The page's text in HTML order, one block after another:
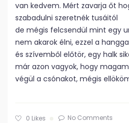
van kedvem. Mért zavarja őt
szabadulni szeretnék tusáitól
de mégis felcsendül mint egy
nem akarok élni, ezzel a
és szívemből előtör, egy halk
már azon vagyok, hogy
végül a csónakot, mégis
0 Likes No Comments